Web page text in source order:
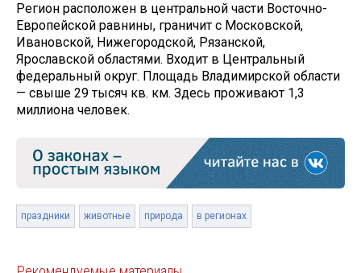
Регион расположен в центральной части Восточно-
Европейской равнины, граничит с Московской,
Ивановской, Нижегородской, Рязанской,
Ярославской областями. Входит в Центральный
федеральный округ. Площадь Владимирской области
— свыше 29 тысяч кв. км. Здесь проживают 1,3
миллиона человек.
праздники животные природа в регионах